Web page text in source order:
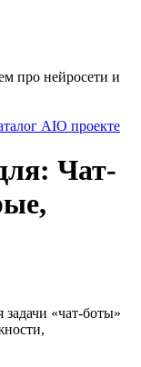
про нейросети и
AIО проекте
Чат-
«чат-боты»